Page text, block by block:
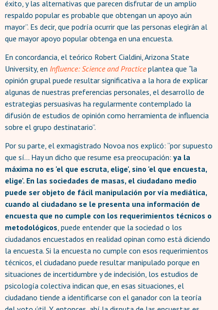
éxito, y las alternativas que parecen disfrutar de un amplio
respaldo popular es probable que obtengan un apoyo aún
mayor”. Es decir, que podría ocurrir que las personas elegirán al
que mayor apoyo popular obtenga en una encuesta.
En concordancia, el teórico Robert Cialdini, Arizona State
University, en Influence: Science and Practice plantea que “la
opinión grupal puede resultar significativa a la hora de explicar
algunas de nuestras preferencias personales, el desarrollo de
estrategias persuasivas ha regularmente contemplado la
difusión de estudios de opinión como herramienta de influencia
sobre el grupo destinatario”.
Por su parte, el exmagistrado Novoa nos explicó: “por supuesto
que sí… Hay un dicho que resume esa preocupación: ya la
máxima no es 'el que escruta, elige', sino 'el que encuesta,
elige'. En las sociedades de masas, el ciudadano medio
puede ser objeto de fácil manipulación por vía mediática,
cuando al ciudadano se le presenta una información de
encuesta que no cumple con los requerimientos técnicos o
metodológicos, puede entender que la sociedad o los
ciudadanos encuestados en realidad opinan como está diciendo
la encuesta. Si la encuesta no cumple con esos requerimientos
técnicos, el ciudadano puede resultar manipulado porque en
situaciones de incertidumbre y de indecisión, los estudios de
psicología colectiva indican que, en esas situaciones, el
ciudadano tiende a identificarse con el ganador con la teoría